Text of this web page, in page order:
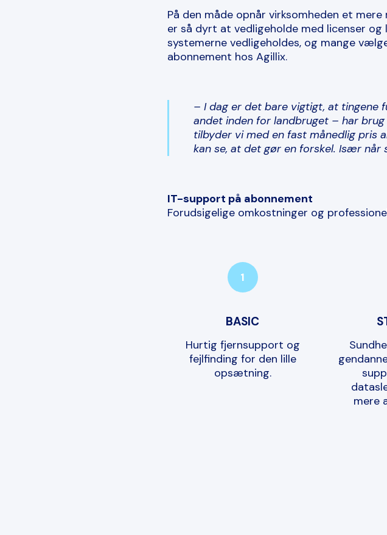
På den måde opnår virksomheden et
er så dyrt at vedligeholde med licenser og
systemerne vedligeholdes, og mange
abonnement hos Agillix.
– I dag er det bare vigtigt, at tingene
andet inden for landbruget – har
tilbyder vi med en fast månedlig pris
kan se, at det gør en forskel. Især når
IT-support på abonnement
Forudsigelige omkostninger og
1
BASIC
Hurtig fjernsupport og
fejlfinding for den lille
opsætning.
mere